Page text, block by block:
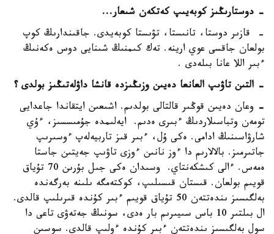
- دوستارىڭىز كوبەيىپ كەتكەن شىعار...
- قازىر دوستا، تانىستا، تۋىستا كوبەيدى. جاقىندارىڭ كوپ
بولعان جاقسى عوي ارينە. تەك كىمنىڭ شىنايى دوس ەكەنىڭ
ءبىر اللا عانا بىلەدى .
- التىن تاۋىپ العانعا دەيىن وزىڭىزدە قانشا داۋلەتىڭىز بولدى ؟
- وعان دەيىن قوڭىر قالتالى بولدىم. اشىعىن ايتقاندا جاعدايى
تومەن وتباسىلاردىڭ ءبىرى ەدىم. ايەلىمدە جۇمىسسىز، ءۇي
شارۋاسىنىڭ ادامى. ەكى ۇل، ءبىر قىز تاربيەلەپ ءوسىرىپ
جاتىرمىز. بالالارىم دا ءوز نانىن ءوزى تاۋىپ جەيتىن جاستا
ەمەس. ءالى كىشكەنتاي. وسىدان ەكى جىل بۇرىن 70 تۇياق
قويىم بولعان. قىستان قىسىلىپ، كوكتەمگە ىلىنە بەرگەندە
بەلگىسىز ىندەتتەن 50 تۇياق قويىم ءبىر كۇندە قىرىلىپ قالدى.
ال بىلتىر 10 باس سىيىرىم بار ەدى، سونىڭ جەتەۋى تاعى دا
سول بەلگىسىز ىندەتتەن ءبىر كۇندە ءولىپ قالدى. سوسىن